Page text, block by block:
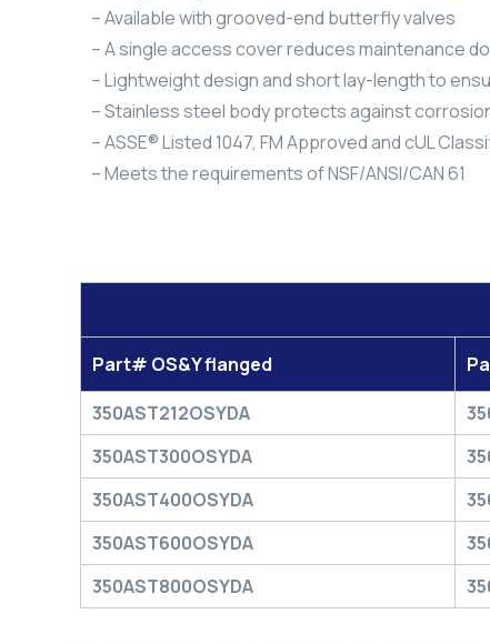
– Available with grooved-end butterfly valves
– A single access cover reduces maintenance
– Lightweight design and short lay-length to
– Stainless steel body protects against
– ASSE® Listed 1047, FM Approved and cUL
– Meets the requirements of NSF/ANSI/CAN 61
Part# OS&Y flanged
350AST212OSYDA
350AST300OSYDA
350AST400OSYDA
350AST600OSYDA
350AST800OSYDA